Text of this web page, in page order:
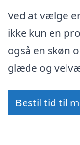
Ved at vælge
ikke kun en
også en skøn
glæde og
Bestil tid til